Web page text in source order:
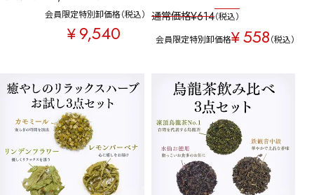
会員限定特別卸価格
¥9,540
税込
通常価格¥614 税込
会員限定特別卸価格¥558 税込